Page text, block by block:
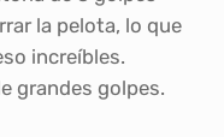
la pelota, lo que
increíbles.
grandes golpes.